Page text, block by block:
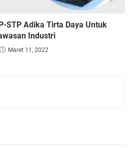
STP Adika Tirta Daya Untuk
Industri
Maret 11, 2022